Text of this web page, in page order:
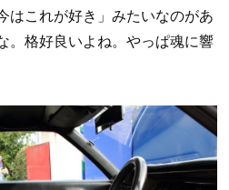
はこれが好き」みたいなのがあ
。格好良いよね。やっぱ魂に響